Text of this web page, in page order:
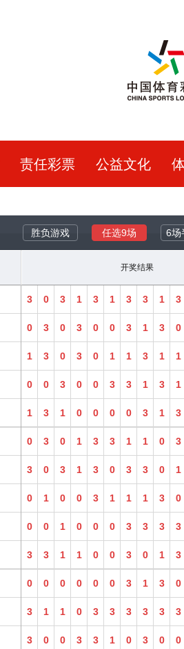
责任彩票 公益文化
胜负游戏 任选9场 6场
开奖结果
3 0 3 1 3 1 3 3 1 3
0 3 0 3 0 0 3 1 3 0
1 3 0 3 0 1 1 3 1 1
0 0 3 0 0 3 3 1 3 1
1 3 1 0 0 0 0 3 1 3
0 3 0 1 3 3 1 1 0 3
3 0 3 1 3 0 3 3 0 1
0 1 0 0 3 1 1 1 3 0
0 0 1 0 0 0 3 3 3 3
3 3 1 1 0 0 3 0 1 3
0 0 0 0 0 0 3 1 3 0
3 1 1 0 3 3 3 3 3 3
3 0 0 3 3 1 0 3 0 0